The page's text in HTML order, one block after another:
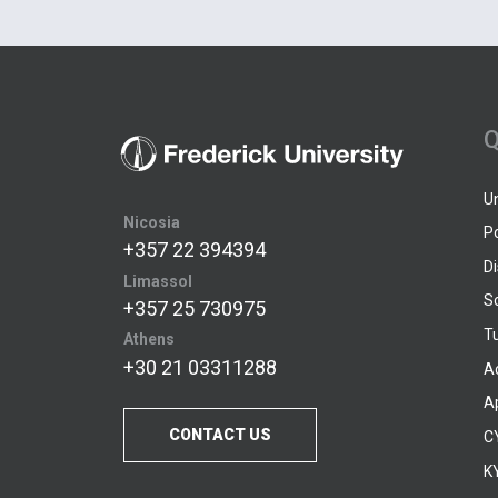
Nicosia
+357 22 394394
Limassol
+357 25 730975
Athens
+30 21 03311288
CONTACT US